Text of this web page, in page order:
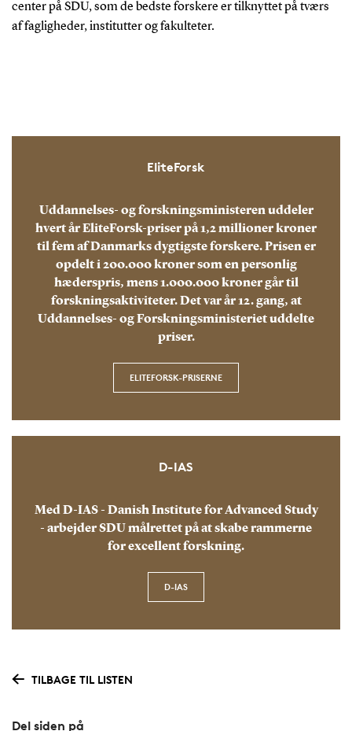
center på SDU, som de bedste forskere er tilknyttet på tværs
af fagligheder, institutter og fakulteter.
EliteForsk
Uddannelses- og forskningsministeren uddeler
hvert år EliteForsk-priser på 1,2 millioner kroner
til fem af Danmarks dygtigste forskere. Prisen er
opdelt i 200.000 kroner som en personlig
hæderspris, mens 1.000.000 kroner går til
forskningsaktiviteter. Det var år 12. gang, at
Uddannelses- og Forskningsministeriet uddelte
priser.
ELITEFORSK-PRISERNE
D-IAS
Med D-IAS - Danish Institute for Advanced Study
- arbejder SDU målrettet på at skabe rammerne
for excellent forskning.
D-IAS
TILBAGE TIL LISTEN
Del siden på